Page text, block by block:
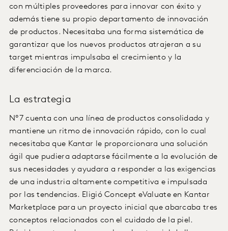
con múltiples proveedores para innovar con éxito y
además tiene su propio departamento de innovación
de productos. Necesitaba una forma sistemática de
garantizar que los nuevos productos atrajeran a su
target mientras impulsaba el crecimiento y la
diferenciación de la marca.
La estrategia
Nº7 cuenta con una línea de productos consolidada y
mantiene un ritmo de innovación rápido, con lo cual
necesitaba que Kantar le proporcionara una solución
ágil que pudiera adaptarse fácilmente a la evolución de
sus necesidades y ayudara a responder a las exigencias
de una industria altamente competitiva e impulsada
por las tendencias. Eligió Concept eValuate en Kantar
Marketplace para un proyecto inicial que abarcaba tres
conceptos relacionados con el cuidado de la piel.